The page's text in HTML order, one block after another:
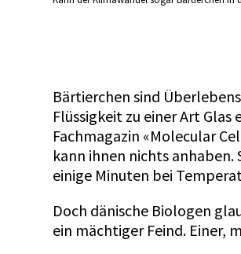
Bärtierchen sind
Flüssigkeit zu einer Art
Fachmagazin «Molecular
kann ihnen nichts
einige Minuten bei
Doch dänische Biologen
ein mächtiger Feind. Einer,